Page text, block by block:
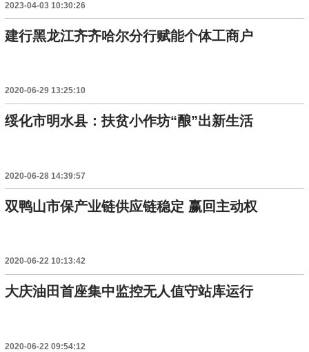
2023-04-03 10:30:26
建行黑龙江齐齐哈尔分行赋能个体工商户
2020-06-29 13:25:10
绥化市明水县：扶贫小作坊“酿”出新生活
2020-06-28 14:39:57
双鸭山市保产业链供应链稳定 赢回主动权
2020-06-22 10:13:42
大庆油田首座集中监控无人值守站库运行
2020-06-22 09:54:12